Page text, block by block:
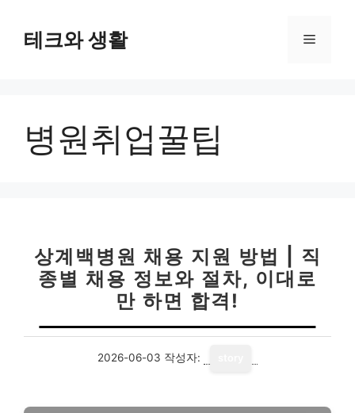
테크와 생활 메
병원취업꿀팁
상계백병원 채용 지원 방법 | 직
종별 채용 정보와 절차, 이대로
만 하면 합격!
2026-06-03 작성자: